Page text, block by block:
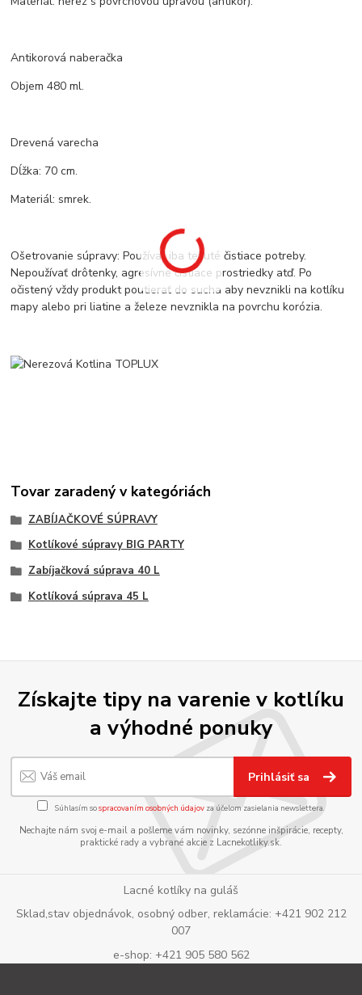
Antikorová naberačka
Objem 480 ml.
Drevená varecha
Dĺžka: 70 cm.
Materiál: smrek.
Ošetrovanie súpravy: Používať iba tekuté čistiace potreby.
Nepoužívať drôtenky, agresívne čistiace prostriedky atď. Po
očistený vždy produkt poutierať do sucha aby nevznikli na kotlíku
mapy alebo pri liatine a železe nevznikla na povrchu korózia.
Tovar zaradený v kategóriách
ZABÍJAČKOVÉ SÚPRAVY
Kotlíkové súpravy BIG PARTY
Zabíjačková súprava 40 L
Kotlíková súprava 45 L
Získajte tipy na varenie v kotlíku
a výhodné ponuky
Prihlásiť sa
Súhlasím sospracovaním osobných údajov za účelom zasielania newslettera.
Nechajte nám svoj e-mail a pošleme vám novinky, sezónne inšpirácie, recepty,
praktické rady a vybrané akcie z Lacnekotliky.sk.
Lacné kotlíky na guláš
Sklad,stav objednávok, osobný odber, reklamácie: +421 902 212
007
e-shop: +421 905 580 562